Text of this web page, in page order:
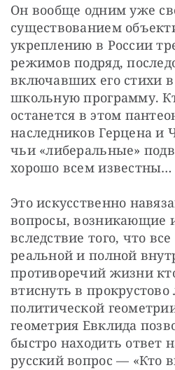
Он вообще одним уже
существованием
укреплению в России
режимов подряд,
включавших его стихи
школьную программу.
останется в этом
наследников Герцена и
чьи «либеральные»
хорошо всем известны…
Это искусственно
вопросы, возникающие
вследствие того, что все
реальной и полной
противоречий жизни
втиснуть в
политической
геометрия Евклида
быстро находить ответ
русский вопрос — «Кто